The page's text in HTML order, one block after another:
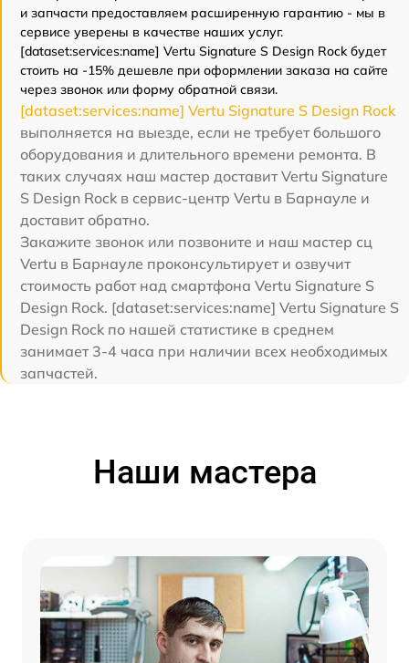
и запчасти предоставляем расширенную гарантию - мы в
сервисе уверены в качестве наших услуг.
[dataset:services:name] Vertu Signature S Design Rock будет
стоить на -15% дешевле при оформлении заказа на сайте
через звонок или форму обратной связи.
[dataset:services:name] Vertu Signature S Design Rock
выполняется на выезде, если не требует большого
оборудования и длительного времени ремонта. В
таких случаях наш мастер доставит Vertu Signature
S Design Rock в сервис-центр Vertu в Барнауле и
доставит обратно.
Закажите звонок или позвоните и наш мастер сц
Vertu в Барнауле проконсультирует и озвучит
стоимость работ над смартфона Vertu Signature S
Design Rock. [dataset:services:name] Vertu Signature S
Design Rock по нашей статистике в среднем
занимает 3-4 часа при наличии всех необходимых
запчастей.
Наши мастера